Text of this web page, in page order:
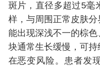
6.美白祛斑、美发护发
斑片，直径多超过5毫
样，与周围正常皮肤
能出现深浅不一的棕
块通常生长缓慢，可
在恶变风险。患者发